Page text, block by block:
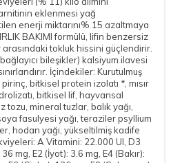
eklenmesi yağ
enerji miktarını% 15 azaltmaya
BAKIMI formülü, lifin benzersiz
tokluk hissini güçlendirir.
bileşikler) kalsiyum ilavesi
İçindekiler: Kurutulmuş
bitkisel protein izolatı *, mısır
bitkisel lif, hayvansal
mineral tuzlar, balık yağı,
fasulyesi yağı, teraziler psyllium
hodan yağı, yükseltilmiş kadife
A Vitamini: 22.000 UI, D3
mg, E2 (İyot): 3.6 mg, E4 (Bakır):